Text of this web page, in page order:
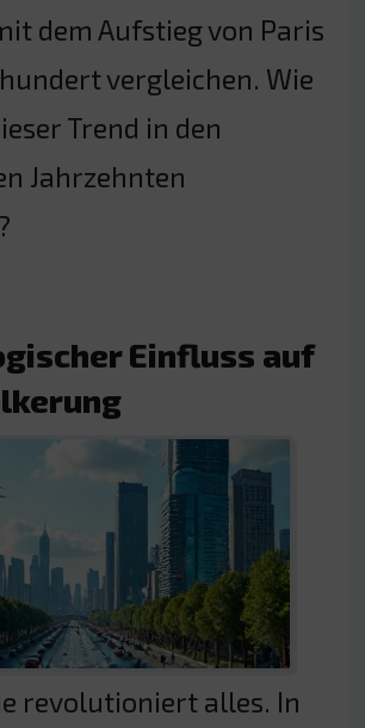
dem Aufstieg von Paris
vergleichen. Wie
Trend in den
Jahrzehnten
Einfluss auf
revolutioniert alles. In